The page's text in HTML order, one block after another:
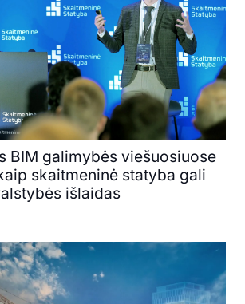
BIM galimybės viešuosiuose
skaitmeninė statyba gali
išlaidas